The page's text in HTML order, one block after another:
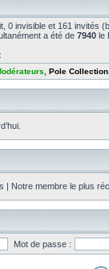
0 invisible et 161 invités
a été de 7940 le
Pole Collection
| Notre membre le plus
Mot de passe :